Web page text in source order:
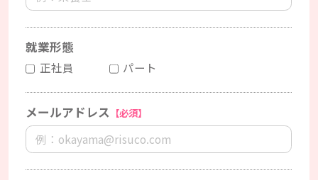
就業形態
正社員 パート
メールアドレス 【必須】